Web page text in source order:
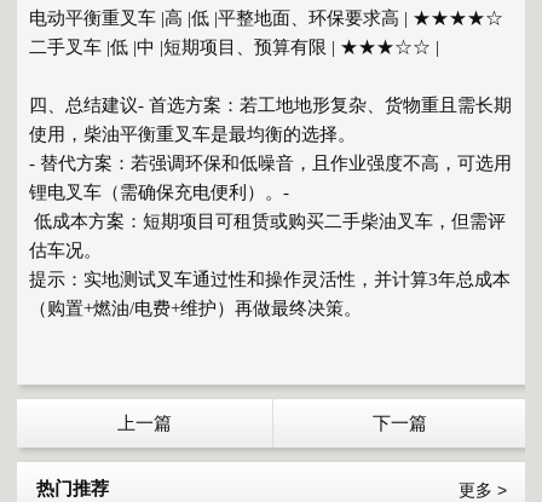
电动平衡重叉车 |高 |低 |平整地面、环保要求高 | ★★★★☆
二手叉车 |低 |中 |短期项目、预算有限 | ★★★☆☆ |
四、总结建议- 首选方案：若工地地形复杂、货物重且需长期
使用，柴油平衡重叉车是最均衡的选择。
- 替代方案：若强调环保和低噪音，且作业强度不高，可选用
锂电叉车（需确保充电便利）。-
低成本方案：短期项目可租赁或购买二手柴油叉车，但需评
估车况。
提示：实地测试叉车通过性和操作灵活性，并计算3年总成本
（购置+燃油/电费+维护）再做最终决策。
上一篇 下一篇
热门推荐 更多 >